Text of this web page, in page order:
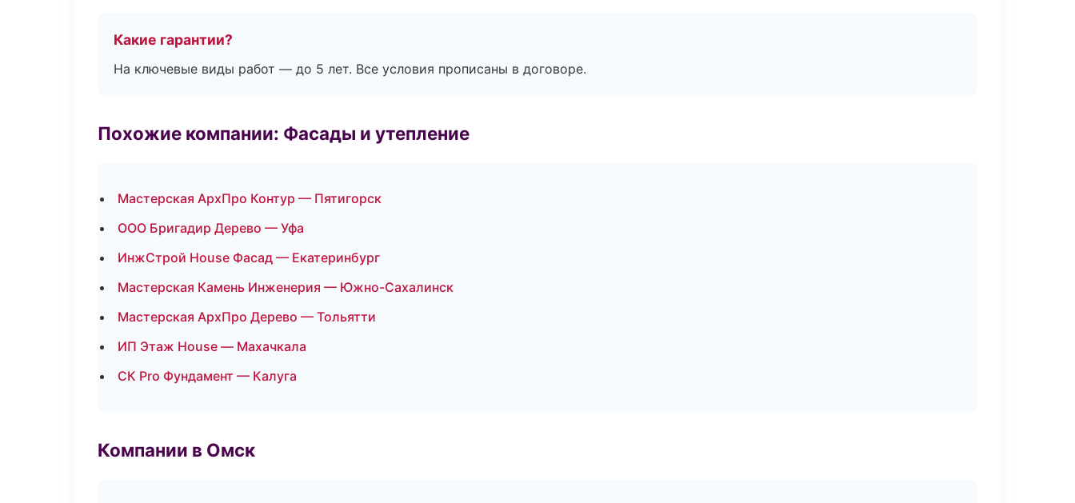
Какие гарантии?
На ключевые виды работ — до 5 лет. Все условия прописаны в договоре.
Похожие компании: Фасады и утепление
Мастерская АрхПро Контур — Пятигорск
ООО Бригадир Дерево — Уфа
ИнжСтрой House Фасад — Екатеринбург
Мастерская Камень Инженерия — Южно-Сахалинск
Мастерская АрхПро Дерево — Тольятти
ИП Этаж House — Махачкала
СК Pro Фундамент — Калуга
Компании в Омск